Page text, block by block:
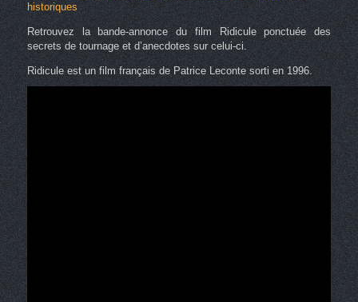
historiques
Retrouvez la bande-annonce du film Ridicule ponctuée des
secrets de tournage et d’anecdotes sur celui-ci.
Ridicule est un film français de Patrice Leconte sorti en 1996.